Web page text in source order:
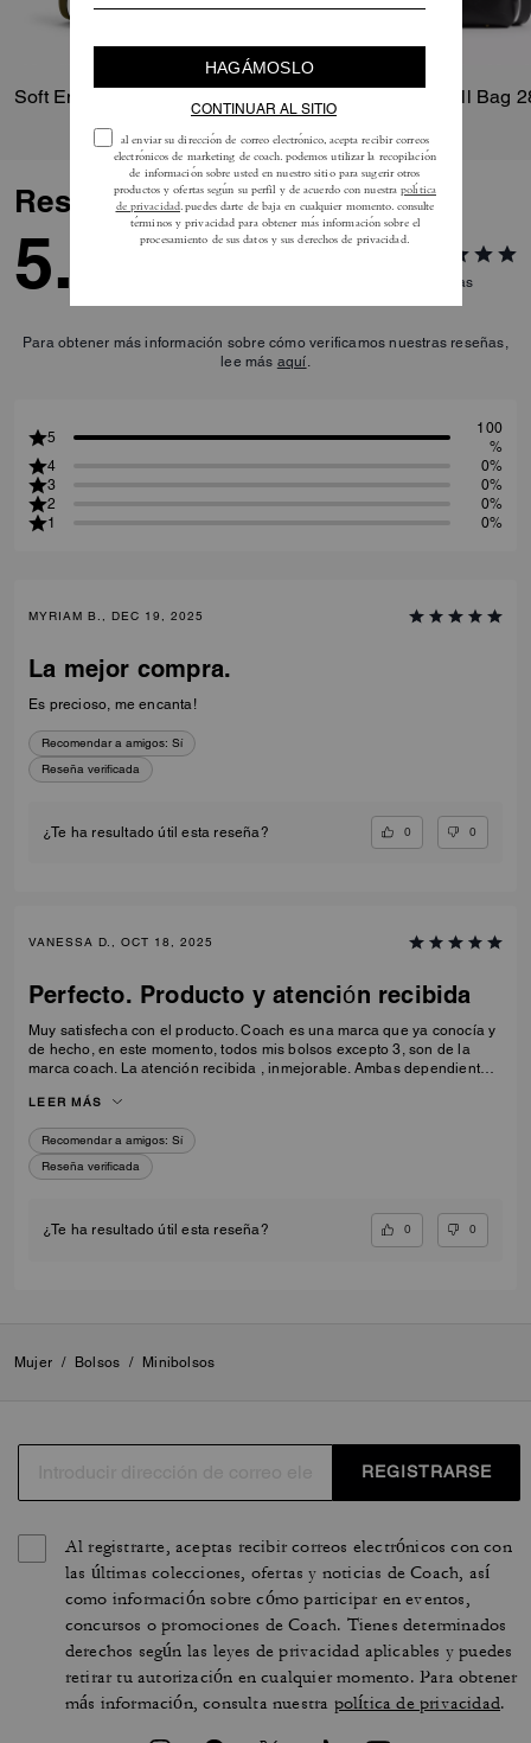
Soft Empire Carryall Bag 40 Soft Empire Carryall Bag
Reseñas
5.0 Reseñas
Para obtener más información sobre cómo verificamos nuestras reseñas,
lee más aquí
5
100
%
4
0%
3
0%
2
0%
1
0%
MYRIAM B., DEC 19, 2025
La mejor compra.
Es precioso, me encanta!
Recomendar a amigos: Sí
Reseña verificada
¿Te ha resultado útil esta reseña? 0 0
VANESSA D., OCT 18, 2025
Perfecto. Producto y atención recibida
Muy satisfecha con el producto. Coach es una marca que ya conocía y
de hecho, en este momento, todos mis bolsos excepto 3, son de la
marca coach. La atención recibida , inmejorable. Ambas dependientas
que permitirían que el bolso luciese más espectacular (charms), de
hecho , adquirí un mushroom muy original (Estuve en duda con el
pretzel que creo que adquiriré en cuanto pase por allí). Muy
profesionales, se les notaba muy formadas y con opiniones matchy-
matchy. Se agradece el buen gusto.
LEER MÁS
Recomendar a amigos: Sí
Reseña verificada
¿Te ha resultado útil esta reseña? 0 0
Mujer / Bolsos / Minibolsos
REGISTRARSE
Al registrarte, aceptas recibir correos electrónicos con con
las últimas colecciones, ofertas y noticias de Coach, así
como información sobre cómo participar en eventos,
concursos o promociones de Coach. Tienes determinados
derechos según las leyes de privacidad aplicables y puedes
retirar tu autorización en cualquier momento. Para obtener
más información, consulta nuestra política de privacidad.